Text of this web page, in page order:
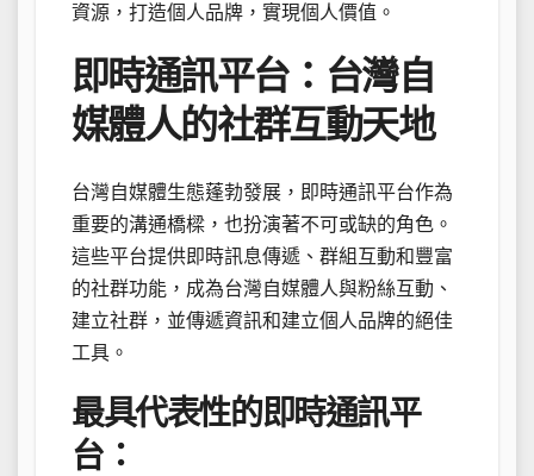
資源，打造個人品牌，實現個人價值。
即時通訊平台：台灣自
媒體人的社群互動天地
台灣自媒體生態蓬勃發展，即時通訊平台作為
重要的溝通橋樑，也扮演著不可或缺的角色。
這些平台提供即時訊息傳遞、群組互動和豐富
的社群功能，成為台灣自媒體人與粉絲互動、
建立社群，並傳遞資訊和建立個人品牌的絕佳
工具。
最具代表性的即時通訊平
台：